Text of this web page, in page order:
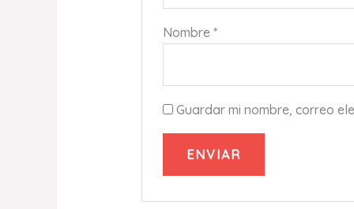
Nombre*
Guardar mi nombre, correo